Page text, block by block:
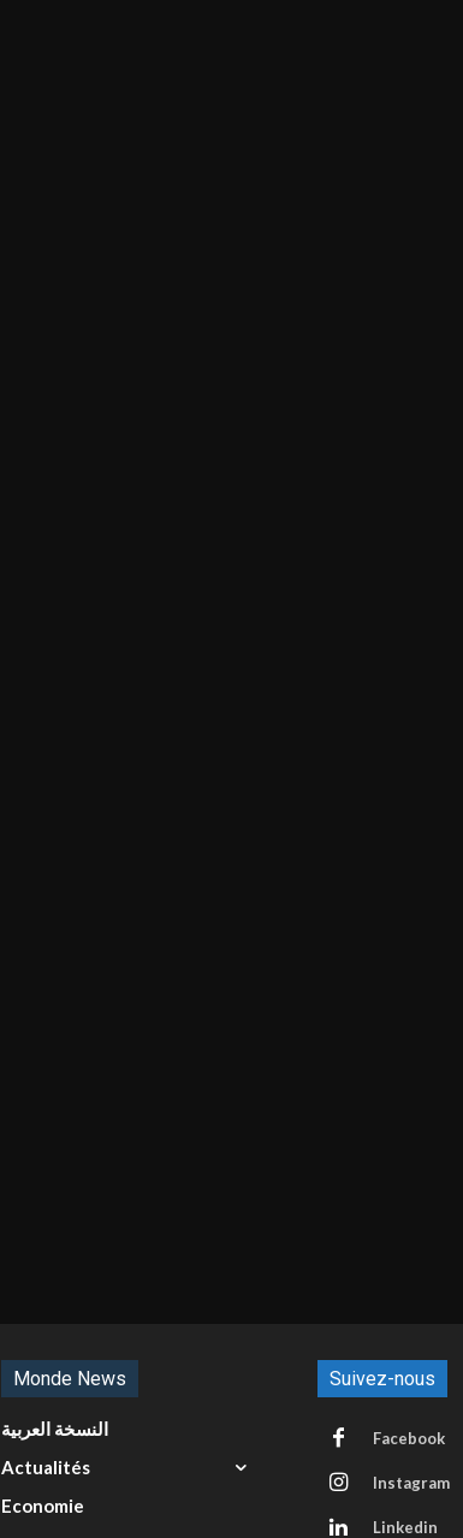
Monde News
النسخة العربية
Actualités
Economie
Suivez-nous
Facebook
Instagram
Linkedin